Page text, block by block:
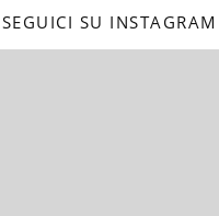
SEGUICI SU INSTAGRAM